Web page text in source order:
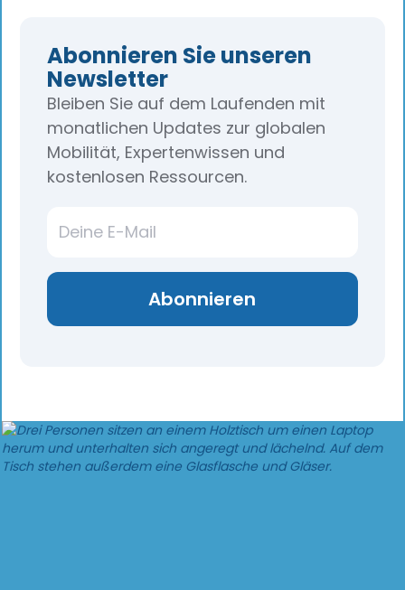
Abonnieren Sie unseren
Newsletter
Bleiben Sie auf dem Laufenden mit
monatlichen Updates zur globalen
Mobilität, Expertenwissen und
kostenlosen Ressourcen.